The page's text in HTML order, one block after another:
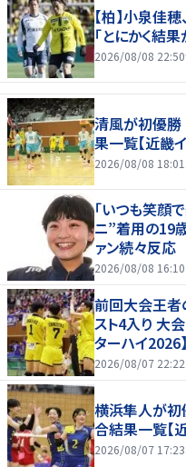
【柏】小泉佳
「とにかく結果
2026/08/08 22:50
清風が初優
果一覧【近畿
2026/08/08 18:01
「いつも笑顔
ニ”着用の19
ァン続々反応
2026/08/08 16:10
前回大会王者
スト4入り 大
ターハイ2026】
2026/08/07 22:22
横浜隼人が
合結果一覧【
2026/08/07 17:23